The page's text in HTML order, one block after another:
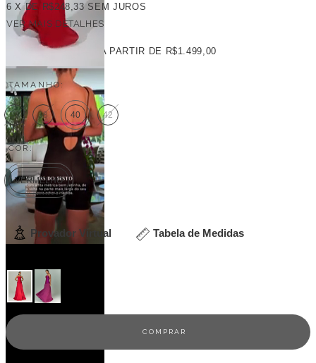
6 X DE R$248,33 SEM JUROS
VER MAIS DETALHES
FRETE GRÁTIS A PARTIR DE R$1.499,00
TAMANHO:
36 38 40 42
COR:
VERMELHO
Provador Virtual Tabela de Medidas